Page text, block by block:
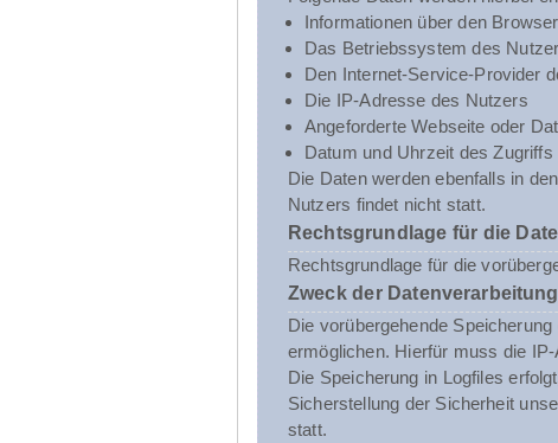
Informationen über den
Das Betriebssystem des
Den Internet-Service-Provider
Die IP-Adresse des Nutzers
Angeforderte Webseite oder
Datum und Uhrzeit des Zugriffs
Die Daten werden ebenfalls in
Nutzers findet nicht statt.
Rechtsgrundlage für die
Rechtsgrundlage für die
Zweck der Datenverarbeitung
Die vorübergehende
ermöglichen. Hierfür muss die
Die Speicherung in Logfiles
Sicherstellung der Sicherheit
statt.